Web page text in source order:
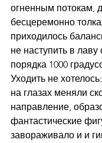
огненным потокам,
бесцеремонно
приходилось
не наступить в
порядка 1000
Уходить не
на глазах меняли
направление,
фантастические
завораживало и и